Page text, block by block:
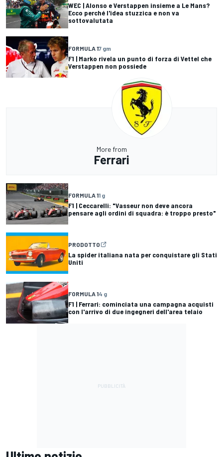
WEC | Alonso e Verstappen insieme a Le Mans?
Ecco perché l'idea stuzzica e non va
sottovalutata
FORMULA 17 gm
F1 | Marko rivela un punto di forza di Vettel che
Verstappen non possiede
More from
Ferrari
FORMULA 11 g
F1 | Ceccarelli: "Vasseur non deve ancora
pensare agli ordini di squadra: è troppo presto"
PRODOTTO
La spider italiana nata per conquistare gli Stati
Uniti
FORMULA 14 g
F1 | Ferrari: cominciata una campagna acquisti
con l'arrivo di due ingegneri dell'area telaio